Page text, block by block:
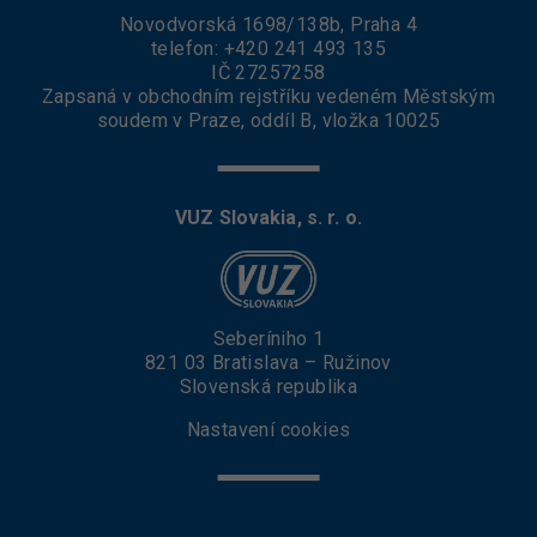
Novodvorská 1698/138b, Praha 4
telefon: +420 241 493 135
IČ 27257258
Zapsaná v obchodním rejstříku vedeném Městským
soudem v Praze, oddíl B, vložka 10025
VUZ Slovakia, s. r. o.
Seberíniho 1
821 03 Bratislava – Ružinov
Slovenská republika
Nastavení cookies